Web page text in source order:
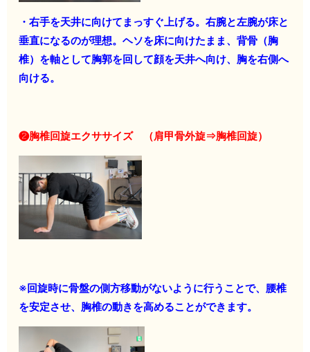
・右手を天井に向けてまっすぐ上げる。右腕と左腕が床と
垂直になるのが理想。ヘソを床に向けたまま、背骨（胸
椎）を軸として胸郭を回して顔を天井へ向け、胸を右側へ
向ける。
❷胸椎回旋エクササイズ （肩甲骨外旋⇒胸椎回旋）
※回旋時に骨盤の側方移動がないように行うことで、腰椎
を安定させ、胸椎の動きを高めることができます。